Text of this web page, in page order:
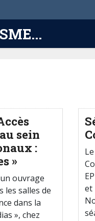
sein
:
»
ouvrage
les salles de
dans la
», chez
et